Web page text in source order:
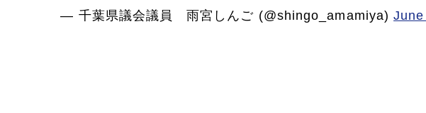
— 千葉県議会議員 雨宮しんご (@shingo_amamiya)